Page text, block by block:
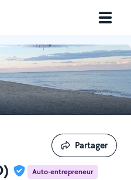
Auto-entrepreneur
Partager
Partager